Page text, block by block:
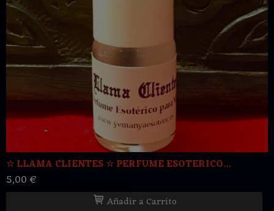
☆ LLAMA CLIENTES ☆ PERFUME ESOTERICO...
5,00 €
Añadir a Carrito